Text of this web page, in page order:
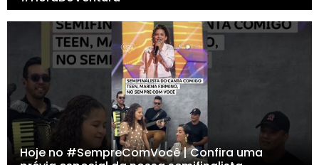
Hoje no #SempreComVocê | Confira uma